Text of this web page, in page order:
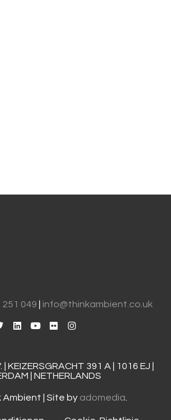
251 049 info@thinkambient.co.uk
| KEIZERSGRACHT 391 A | 1016 EJ |
| NETHERLANDS
Ambient | Site by adomedia.